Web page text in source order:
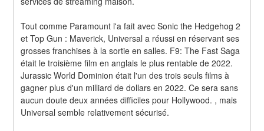
Tout comme Paramount l'a fait avec Sonic the Hedgehog 2
et Top Gun : Maverick, Universal a réussi en réservant ses
grosses franchises à la sortie en salles. F9: The Fast Saga
était le troisième film en anglais le plus rentable de 2022.
Jurassic World Dominion était l'un des trois seuls films à
gagner plus d'un milliard de dollars en 2022. Ce sera sans
aucun doute deux années difficiles pour Hollywood. , mais
Universal semble relativement sécurisé.